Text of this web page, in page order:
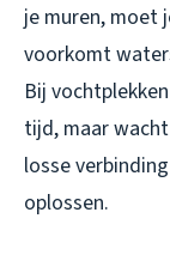
je muren, moet
voorkomt
Bij
tijd, maar
losse
oplossen.